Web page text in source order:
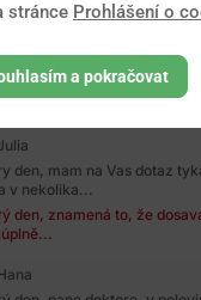
den pane doktore, s
března odjet na...
den, z hlediska
den, mam na Vas dotaz
v nekolika...
den, znamená to, že
stránce Prohlášení o
a pokračovat